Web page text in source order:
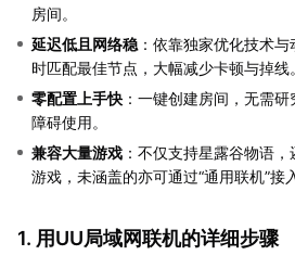
房间。
延迟低且网络稳 ：依靠独家优化技术
时匹配最佳节点，大幅减少卡顿与掉线。
零配置上手快 ：一键创建房间，无需
障碍使用。
兼容大量游戏 ：不仅支持星露谷物语
游戏，未涵盖的亦可通过“通用联机”接入
1. 用UU局域网联机的详细步骤